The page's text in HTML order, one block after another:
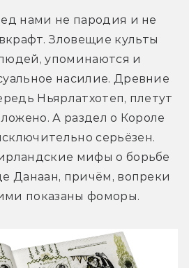
нами не пародия и не
Зловещие культы
упоминаются и
насилие. Древние
Ньярлатхотеп, плетут
А раздел о Короле
серьёзен.
мифы о борьбе
Данаан, причём, вопреки
показаны фоморы.